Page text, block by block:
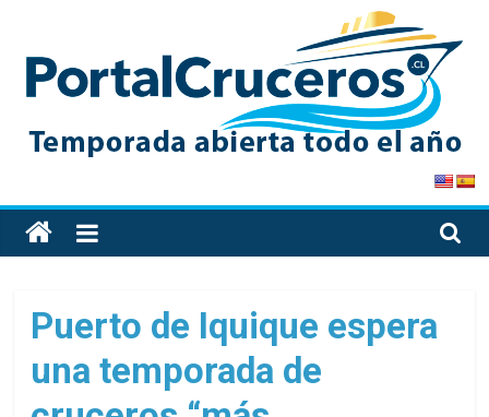
content
PortalCruceros
Toda
la
de
cruceros
en
un
Puerto de Iquique espera
una temporada de